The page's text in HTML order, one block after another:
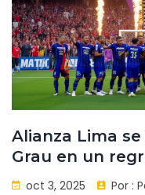
Alianza Lima
Grau en un
Matute
oct 3, 2025 Por :